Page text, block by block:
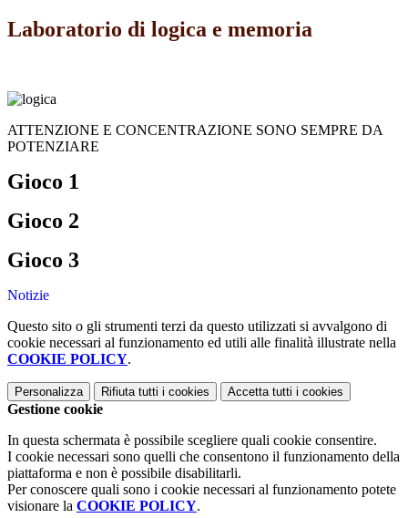
Laboratorio di logica e memoria
ATTENZIONE E CONCENTRAZIONE SONO SEMPRE DA
POTENZIARE
Gioco 1
Gioco 2
Gioco 3
Notizie
Questo sito o gli strumenti terzi da questo utilizzati si avvalgono di
cookie necessari al funzionamento ed utili alle finalità illustrate nella
COOKIE POLICY.
Personalizza Rifiuta tutti i cookies Accetta tutti i cookies
Gestione cookie
In questa schermata è possibile scegliere quali cookie consentire.
I cookie necessari sono quelli che consentono il funzionamento della
piattaforma e non è possibile disabilitarli.
Per conoscere quali sono i cookie necessari al funzionamento potete
visionare la COOKIE POLICY.